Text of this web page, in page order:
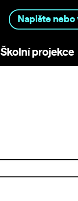
Školní projekce